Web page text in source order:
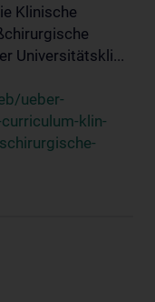
Klinische
Universitätskli...
ueber-
klin-